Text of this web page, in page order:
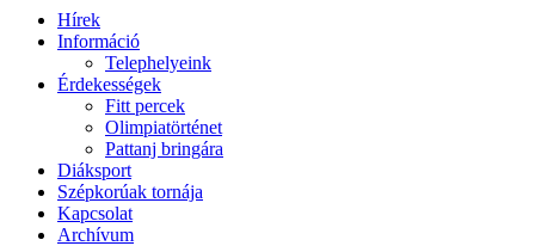
Hírek
Információ
Telephelyeink
Érdekességek
Fitt percek
Olimpiatörténet
Pattanj bringára
Diáksport
Szépkorúak tornája
Kapcsolat
Archívum